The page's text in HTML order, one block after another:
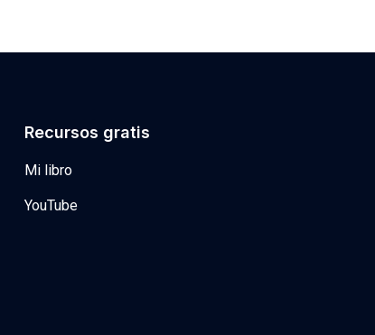
Recursos gratis
Mi libro
YouTube